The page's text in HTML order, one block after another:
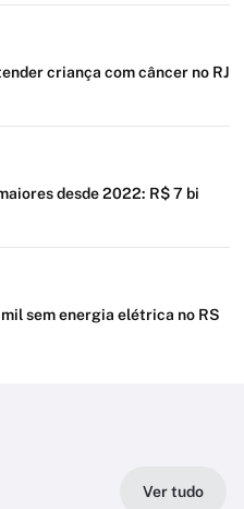
criança com câncer no RJ
desde 2022: R$ 7 bi
sem energia elétrica no RS
Ver tudo